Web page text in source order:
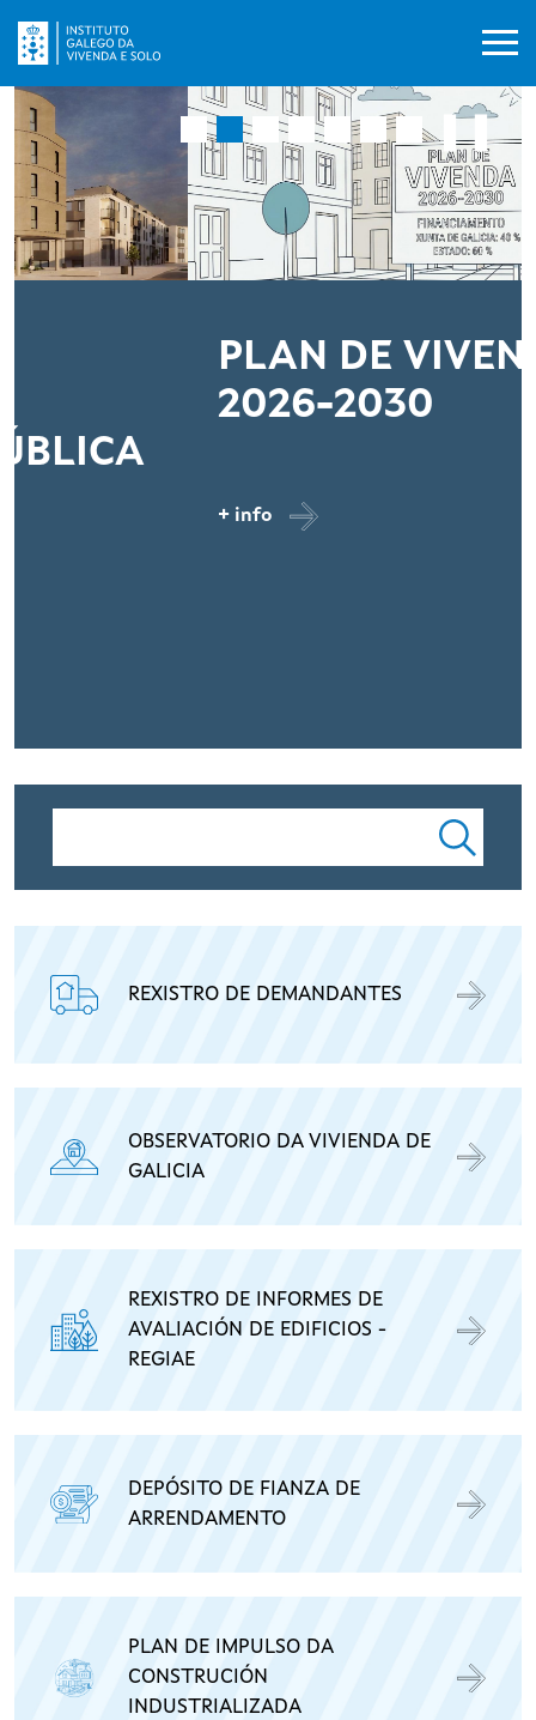
PLAN DE VIVENDA
2026-2030
❚❚
REXISTRO DE DEMANDANTES
OBSERVATORIO DA VIVIENDA DE
GALICIA
REXISTRO DE INFORMES DE
AVALIACIÓN DE EDIFICIOS -
REGIAE
DEPÓSITO DE FIANZA DE
ARRENDAMENTO
PLAN DE IMPULSO DA
CONSTRUCIÓN
INDUSTRIALIZADA